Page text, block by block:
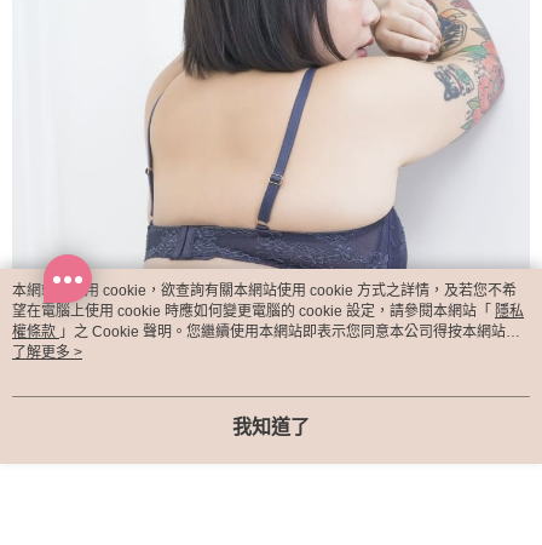
本網站中使用 cookie，欲查詢有關本網站使用 cookie 方式之詳情，及若您不希
望在電腦上使用 cookie 時應如何變更電腦的 cookie 設定，請參閱本網站「 隱私
權條款 」之 Cookie 聲明。您繼續使用本網站即表示您同意本公司得按本網站使
用條款之 Cookie 聲明使用 cookie。
了解更多 >
我知道了